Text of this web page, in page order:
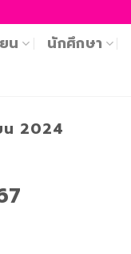
น นักศึกษา
น 2024